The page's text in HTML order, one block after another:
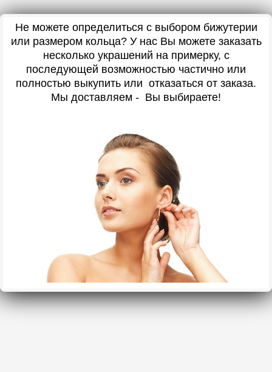
Не можете определиться с выбором бижутерии
или размером кольца? У нас Вы можете заказать
несколько украшений на примерку, с
последующей возможностью частично или
полностью выкупить или отказаться от заказа.
Мы доставляем - Вы выбираете!